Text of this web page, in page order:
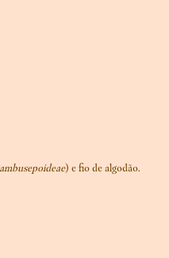
) e fio de algodão.